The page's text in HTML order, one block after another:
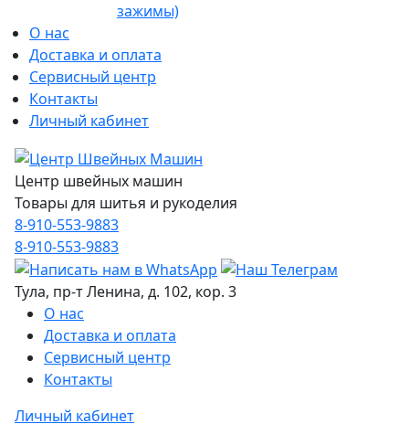
зажимы)
О нас
Доставка и оплата
Сервисный центр
Контакты
Личный кабинет
Центр швейных машин
Товары для шитья и рукоделия
8-910-553-9883
8-910-553-9883
Тула, пр-т Ленина, д. 102, кор. 3
О нас
Доставка и оплата
Сервисный центр
Контакты
Личный кабинет